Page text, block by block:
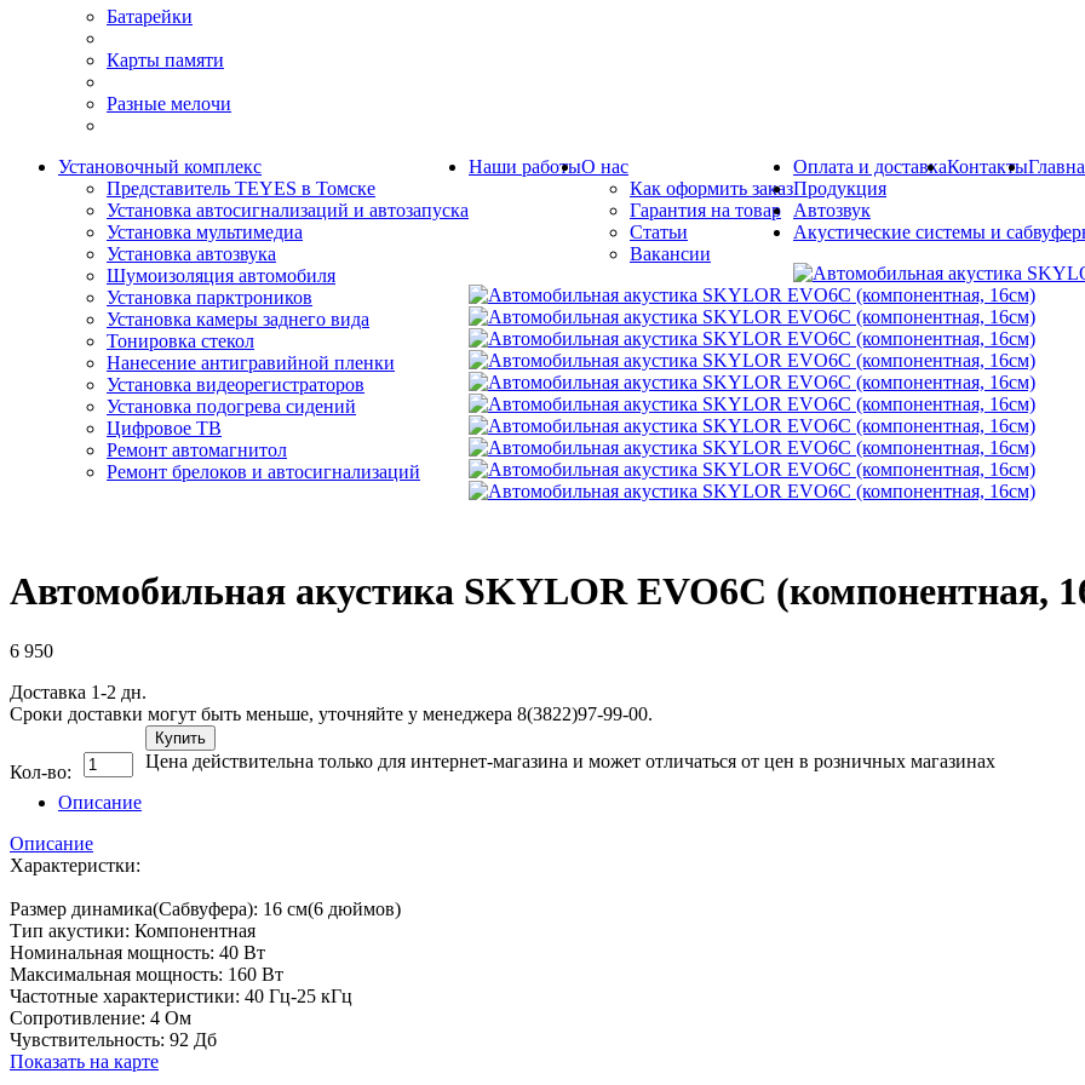
Батарейки
Карты памяти
Разные мелочи
Установочный комплекс
Представитель TEYES в Томске
Установка автосигнализаций и автозапуска
Установка мультимедиа
Установка автозвука
Шумоизоляция автомобиля
Установка парктроников
Установка камеры заднего вида
Тонировка стекол
Нанесение антигравийной пленки
Установка видеорегистраторов
Установка подогрева сидений
Цифровое ТВ
Ремонт автомагнитол
Ремонт брелоков и автосигнализаций
Наши работыО нас
Как оформить заказ
Гарантия на товар
Статьи
Вакансии
Оплата и доставкаКонтакты
Продукция
Автозвук
Акустические системы и
Автомобильная акустика SKYLOR EVO6C (компонентная,
6 950
Доставка 1-2 дн.
Сроки доставки могут быть меньше, уточняйте у менеджера 8(3822)97-99-00.
Кол-во:
Купить
Цена действительна только для интернет-магазина и может отличаться от цен в розничных магазинах
Описание
Описание
Характеристки:
Размер динамика(Сабвуфера): 16 см(6 дюймов)
Тип акустики: Компонентная
Номинальная мощность: 40 Вт
Максимальная мощность: 160 Вт
Частотные характеристики: 40 Гц-25 кГц
Сопротивление: 4 Ом
Чувствительность: 92 Дб
Показать на карте